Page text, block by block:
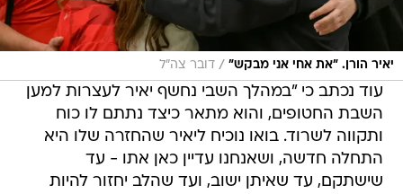
יאיר הורן. "את אחי אני מבקש" / דובר צה"ל
עוד נכתב כי "במהלך השבי נחשף יאיר לעצרות למען
השבת החטופים, והוא מתאר כיצד נתתם לו כוח
ותקווה לשרוד. בואו נוכיח ליאיר שהחזרה שלו היא
התחלה חדשה, ושאנחנו עדיין כאן אתו - עד
שישתקם, עד שאיתן ישוב, ועד שהלב יחזור להיות